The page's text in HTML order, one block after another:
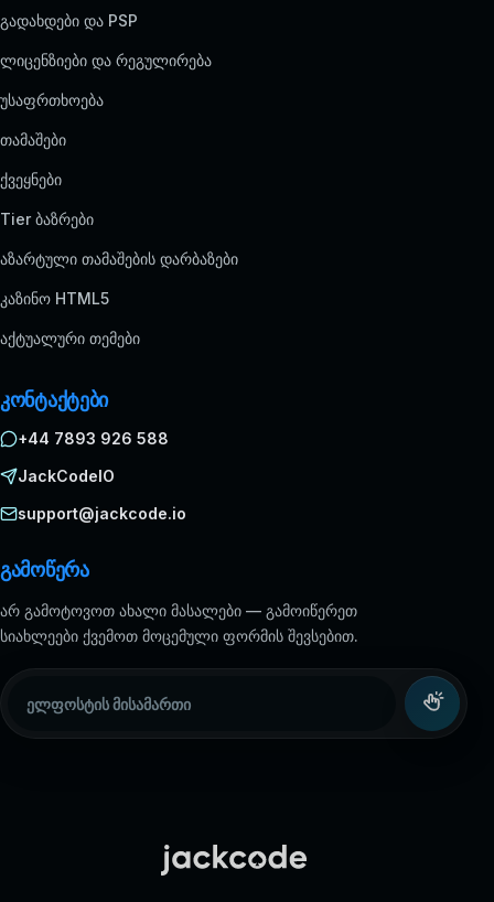
გადახდები და PSP
ლიცენზიები და რეგულირება
უსაფრთხოება
თამაშები
ქვეყნები
Tier ბაზრები
აზარტული თამაშების დარბაზები
კაზინო HTML5
აქტუალური თემები
კონტაქტები
+44 7893 926 588
JackCodeIO
support@jackcode.io
გამოწერა
არ გამოტოვოთ ახალი მასალები — გამოიწერეთ
სიახლეები ქვემოთ მოცემული ფორმის შევსებით.